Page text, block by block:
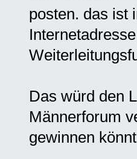
posten. das ist
Das würd den
Männerforum
gewinnen